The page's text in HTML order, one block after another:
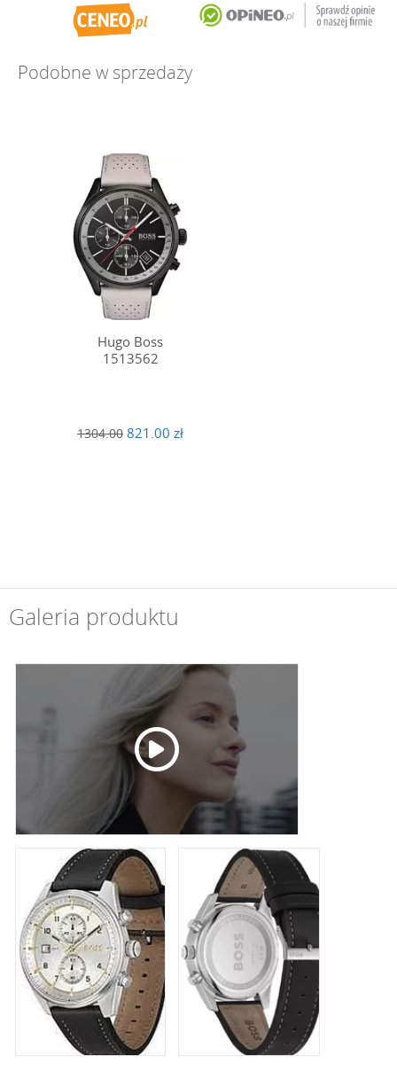
Podobne w sprzedaży
Hugo Boss
1513562
1304.00 821.00 zł
Galeria produktu